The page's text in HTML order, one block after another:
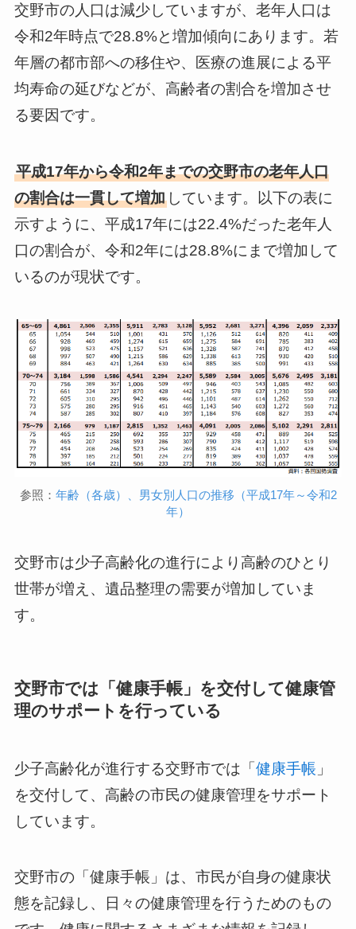
交野市の人口は減少していますが、老年人口は
令和2年時点で28.8%と増加傾向にあります。若
年層の都市部への移住や、医療の進展による平
均寿命の延びなどが、高齢者の割合を増加させ
る要因です。
平成17年から令和2年までの交野市の老年人口
の割合は一貫して増加しています。以下の表に
示すように、平成17年には22.4%だった老年人
口の割合が、令和2年には28.8%にまで増加して
いるのが現状です。
参照： 年齢（各歳）、男女別人口の推移（平成17年～令和2
年）
交野市は少子高齢化の進行により高齢のひとり
世帯が増え、遺品整理の需要が増加していま
す。
交野市では「健康手帳」を交付して健康管
理のサポートを行っている
少子高齢化が進行する交野市では「健康手帳 」
を交付して、高齢の市民の健康管理をサポート
しています。
交野市の「健康手帳」は、市民が自身の健康状
態を記録し、日々の健康管理を行うためのもの